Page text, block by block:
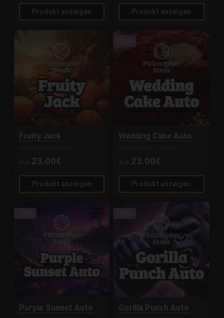
Produkt anzeigen Produkt anzeigen
Fruity Jack
Aus 23.00€
Produkt anzeigen
Wedding Cake Auto
Aus 23.00€
Produkt anzeigen
Purple Sunset Auto Gorilla Punch Auto